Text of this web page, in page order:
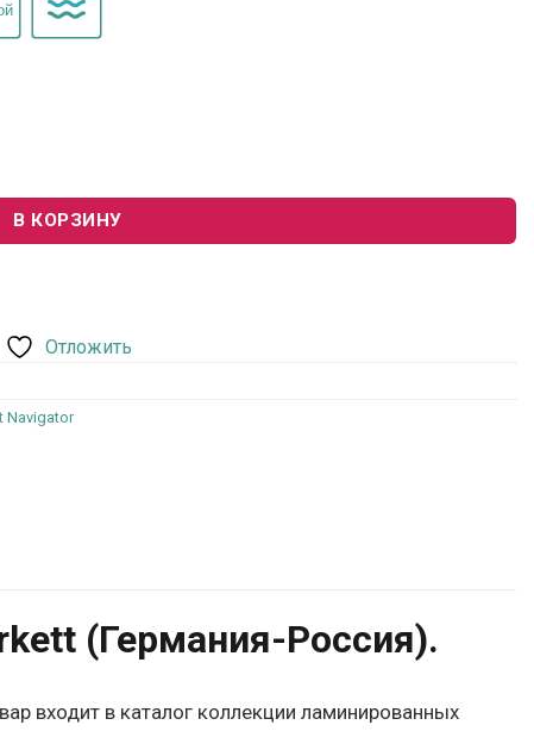
504415045 "Спенсер"
В КОРЗИНУ
Отложить
Navigator
(Германия-Россия).
входит в каталог коллекции ламинированных